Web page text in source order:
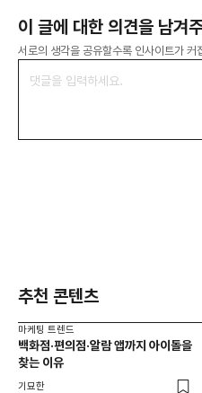
이 글에 대한 의견을 남겨
서로의 생각을 공유할수록 인사이트가 커
추천 콘텐츠
마케팅 트렌드
백화점·편의점·알람 앱까지 아이돌을
찾는 이유
기묘한